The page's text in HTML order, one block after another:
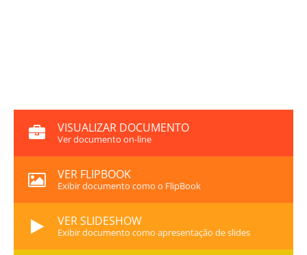
VISUALIZAR DOCUMENTO
Ver documento on-line
VER FLIPBOOK
Exibir documento como o FlipBook
VER SLIDESHOW
Exibir documento como apresentação de slides